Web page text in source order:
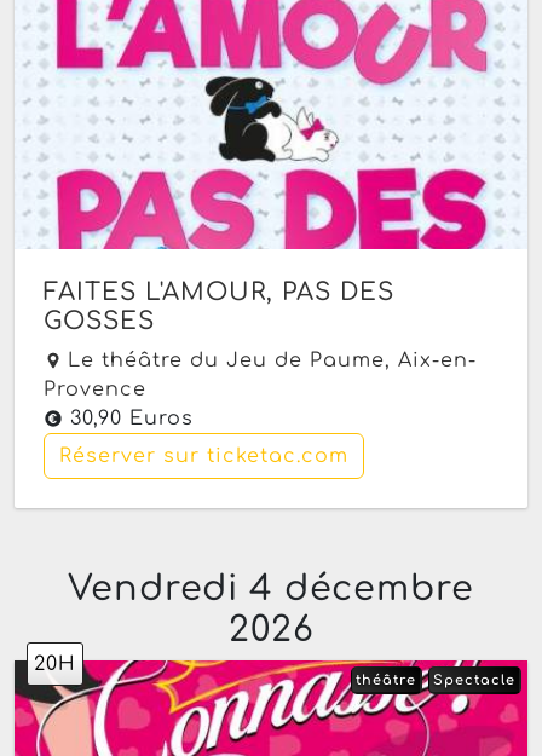
FAITES L'AMOUR, PAS DES
GOSSES
Le théâtre du Jeu de Paume, Aix-en-
Provence
30,90 Euros
Réserver sur ticketac.com
Vendredi 4 décembre
2026
20H
Spectacle
théâtre